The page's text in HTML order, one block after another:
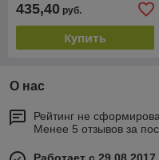
435,40 руб.
Купить
О нас
Рейтинг не
Менее 5 отзывов за